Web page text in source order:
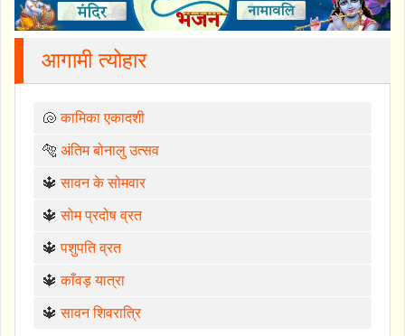
आगामी त्योहार
🐚कामिका एकादशी
🐅 अंतिम बोनालु उत्सव
🔱सावन के सोमवार
🔱सोम प्रदोष व्रत
🔱पशुपति व्रत
🔱काँवड़ यात्रा
🔱सावन शिवरात्रि